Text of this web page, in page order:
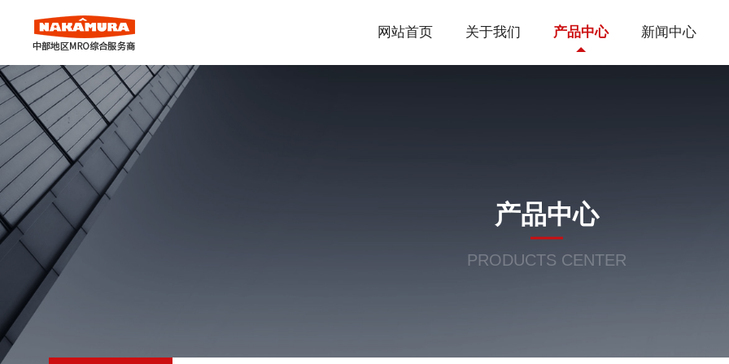
网站首页 关于我们 产品中心 新闻中心
产品中心
PRODUCTS CENTER